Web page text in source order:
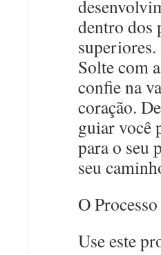
dentro dos
Solte com
confie na
coração.
guiar você
para o seu
seu
O Processo
Use este